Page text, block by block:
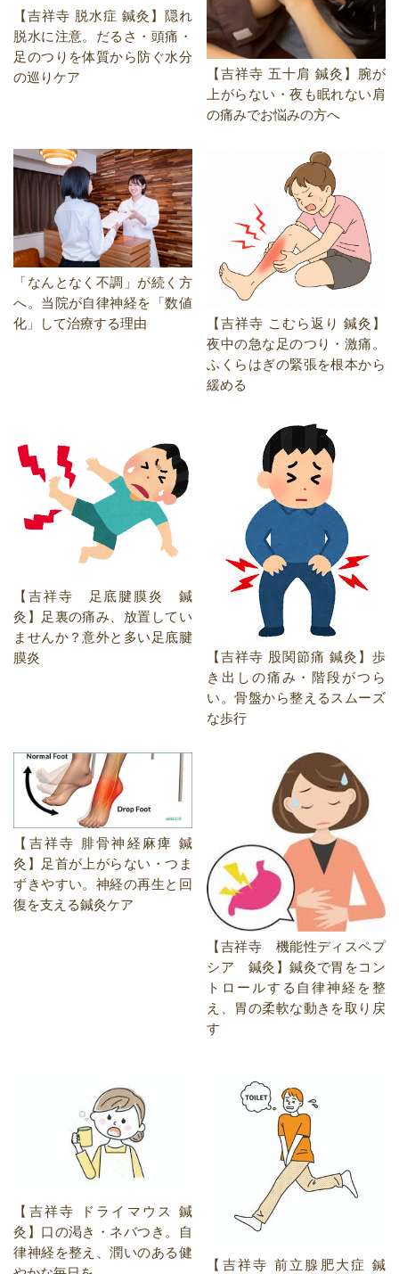
【吉祥寺 脱水症 鍼灸】隠れ
脱水に注意。だるさ・頭痛・
足のつりを体質から防ぐ水分
の巡りケア
【吉祥寺 五十肩 鍼灸】腕が
上がらない・夜も眠れない肩
の痛みでお悩みの方へ
「なんとなく不調」が続く方
へ。当院が自律神経を「数値
化」して治療する理由
【吉祥寺 こむら返り 鍼灸】
夜中の急な足のつり・激痛。
ふくらはぎの緊張を根本から
緩める
【吉祥寺 足底腱膜炎 鍼
灸】足裏の痛み、放置してい
ませんか？意外と多い足底腱
膜炎
【吉祥寺 股関節痛 鍼灸】歩
き出しの痛み・階段がつら
い。骨盤から整えるスムーズ
な歩行
【吉祥寺 腓骨神経麻痺 鍼
灸】足首が上がらない・つま
ずきやすい。神経の再生と回
復を支える鍼灸ケア
【吉祥寺 機能性ディスペプ
シア 鍼灸】鍼灸で胃をコン
トロールする自律神経を整
え、胃の柔軟な動きを取り戻
す
【吉祥寺 ドライマウス 鍼
灸】口の渇き・ネバつき。自
律神経を整え、潤いのある健
【吉祥寺 前立腺肥大症 鍼